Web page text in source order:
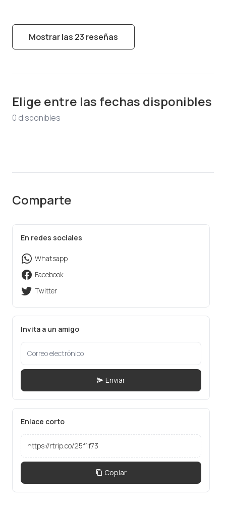
Mostrar las 23 reseñas
Elige entre las fechas disponibles
0 disponibles
Comparte
En redes sociales
Whatsapp
Facebook
Twitter
Invita a un amigo
Enviar
Enlace corto
Copiar